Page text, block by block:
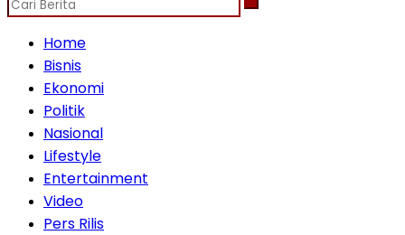
Home
Bisnis
Ekonomi
Politik
Nasional
Lifestyle
Entertainment
Video
Pers Rilis